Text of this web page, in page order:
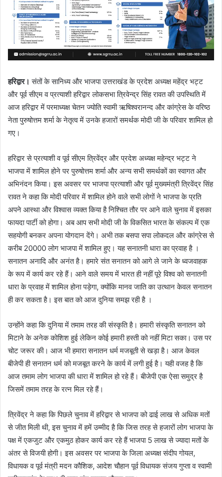
हरिद्वार। संतों के सानिध्य और भाजपा उत्तराखंड के प्रदेश अध्यक्ष महेंद्र भट्ट
और पूर्व सीएम व प्रत्याशी हरिद्वार लोकसभा त्रिवेन्द्र सिंह रावत की उपस्थिति में
आज हरिद्वार में परमाध्यक्ष चेतन ज्योति स्वामी ऋषिश्वरानन्द और कांग्रेस के वरिष्ठ
नेता पुरुषोत्तम शर्मा के नेतृत्व में उनके हजारों समर्थक मोदी जी के परिवार शामिल हो
गए।
हरिद्वार से प्रत्याशी व पूर्व सीएम त्रिवेंद्र और प्रदेश अध्यक्ष महेन्द्र भट्ट ने
भाजपा में शामिल होने पर पुरुषोत्तम शर्मा और अन्य सभी समर्थकों का स्वागत और
अभिनंदन किया। इस अवसर पर भाजपा प्रत्याशी और पूर्व मुख्यमंत्री त्रिवेंद्र सिंह
रावत ने कहा कि मोदी परिवार में शामिल होने वाले सभी लोगों ने भाजपा के प्रति
अपने आस्था और विश्वास व्यक्त किया है निश्चित तौर पर आने वाले चुनाव में इसका
फायदा पार्टी को होगा। अब आप सभी मोदी जी के विकसित भारत के संकल्प में एक
सहयोगी बनकर अपना योगदान देंगे। अभी तक बसपा सपा लोकदल और कांग्रेस से
करीब 20000 लोग भाजपा में शामिल हुए। यह सनातनी धारा का प्रवाह है ।
सनातन अनादि और अनंत है। हमारे संत सनातन को आगे ले जाने के ध्वजवाहक
के रूप में कार्य कर रहे हैं। आने वाले समय में भारत ही नहीं पूरे विश्व को सनातनी
धारा के प्रवाह में शामिल होना पड़ेगा, क्योंकि मानव जाति का उत्थान केवल सनातन
ही कर सकता है। इस बात को आज दुनिया समझ रही है ।
उन्होंने कहा कि दुनिया में तमाम तरह की संस्कृति है। हमारी संस्कृति सनातन को
मिटाने के अनेक कोशिश हुई लेकिन कोई हमारी हस्ती को नहीं मिटा सका। उस पर
चोट जरूर की। आज भी हमारा सनातन धर्म मजबूती से खड़ा है। आज केवल
बीजेपी ही सनातन धर्म को मजबूत करने के कार्य में लगी हुई है। यही वजह है कि
आज तमाम लोग भाजपा की धारा में शामिल हो रहे हैं। बीजेपी एक ऐसा समुद्र है
जिसमें तमाम तरह के रत्न मिल रहे हैं।
त्रिवेंद्र ने कहा कि पिछले चुनाव में हरिद्वार से भाजपा को ढाई लाख से अधिक मतों
से जीत मिली थी, इस चुनाव में हमें उम्मीद है कि जिस तरह से हजारों लोग भाजपा के
पक्ष में एकजुट और एकमुठ होकर कार्य कर रहे हैं भाजपा 5 लाख से ज्यादा मतों के
अंतर से विजयी होगी। इस अवसर पर भाजपा के जिला अध्यक्ष संदीप गोयल,
विधायक व पूर्व मंत्री मदन कौशिक, आदेश चौहान पूर्व विधायक संजय गुप्ता व स्वामी